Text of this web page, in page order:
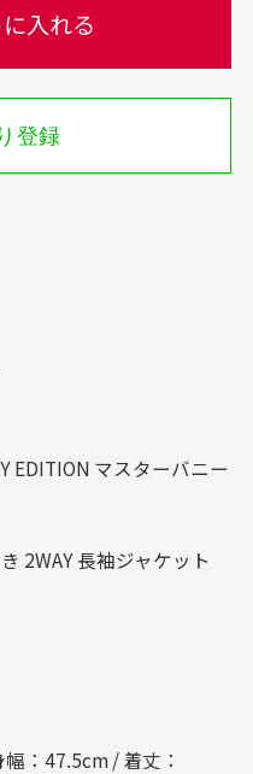
入れる
登録
EDITION マスターバニー
2WAY 長袖ジャケット
：47.5cm / 着丈：